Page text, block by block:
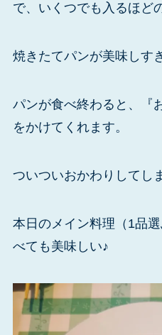
で、いくつでも入るほど
焼きたてパンが美味しす
パンが食べ終わると、『
をかけてくれます。
ついついおかわりしてし
本日のメイン料理（1品
べても美味しい♪